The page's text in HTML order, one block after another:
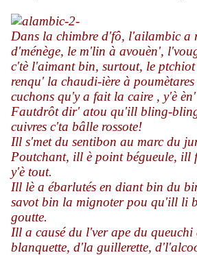
Dans la chimbre d'fô, l'ailambic a
d'ménège, le m'lin à avouèn',
c'tè l'aimant bin, surtout, le
renqu' la chaudi-ière à
cuchons qu'y a fait la caire , y'è
Fautdrôt dir' atou qu'ill bling-
cuivres c'ta bâlle rossote!
Ill s'met du sentibon au marc du
Poutchant, ill è point bégueule, ill
y'è tout.
Ill lè a ébarlutés en diant bin du
savot bin la mignoter pou qu'ill li
goutte.
Ill a causé du l'ver ape du
blanquette, d'la guillerette,